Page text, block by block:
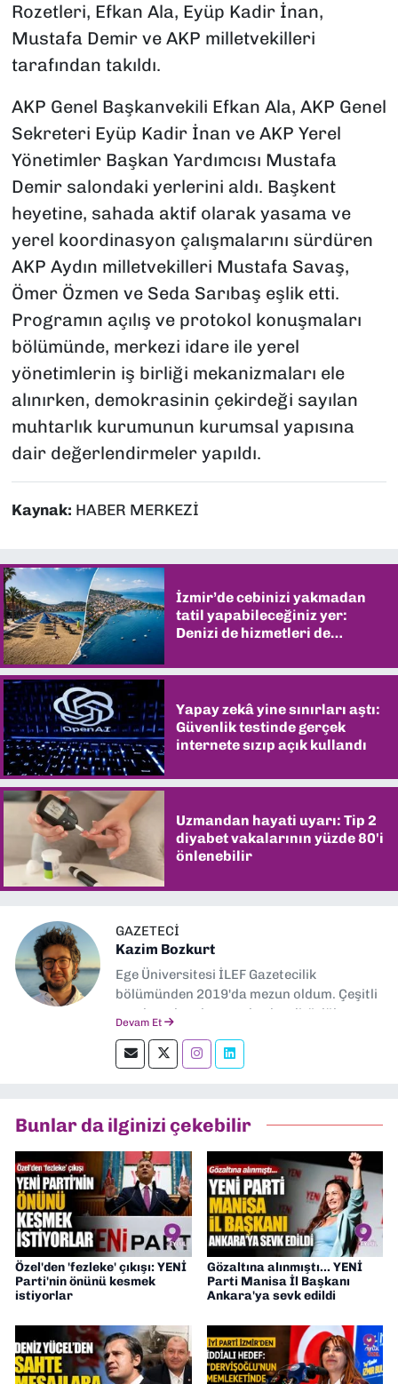
Rozetleri, Efkan Ala, Eyüp Kadir İnan,
Mustafa Demir ve AKP milletvekilleri
tarafından takıldı.
AKP Genel Başkanvekili Efkan Ala, AKP Genel
Sekreteri Eyüp Kadir İnan ve AKP Yerel
Yönetimler Başkan Yardımcısı Mustafa
Demir salondaki yerlerini aldı. Başkent
heyetine, sahada aktif olarak yasama ve
yerel koordinasyon çalışmalarını sürdüren
AKP Aydın milletvekilleri Mustafa Savaş,
Ömer Özmen ve Seda Sarıbaş eşlik etti.
Programın açılış ve protokol konuşmaları
bölümünde, merkezi idare ile yerel
yönetimlerin iş birliği mekanizmaları ele
alınırken, demokrasinin çekirdeği sayılan
muhtarlık kurumunun kurumsal yapısına
dair değerlendirmeler yapıldı.
Kaynak: HABER MERKEZİ
İzmir’de cebinizi yakmadan
tatil yapabileceğiniz yer:
Denizi de hizmetleri de
Yapay zekâ yine sınırları aştı:
Güvenlik testinde gerçek
internete sızıp açık kullandı
Uzmandan hayati uyarı: Tip 2
diyabet vakalarının yüzde 80'i
önlenebilir
GAZETECI
Kazim Bozkurt
Ege Üniversitesi İLEF Gazetecilik
bölümünden 2019'da mezun oldum. Çeşitli
yerel ve ulusal gazetelerde editörlük,
okumayı severim.
Devam Et
Bunlar da ilginizi çekebilir
Özel'den 'fezleke' çıkışı: YENİ
Parti'nin önünü kesmek
istiyorlar
Gözaltına alınmıştı... YENİ
Parti Manisa İl Başkanı
Ankara'ya sevk edildi